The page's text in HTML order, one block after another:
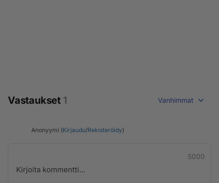
Vastaukset 1 Vanhimmat
Anonyymi (Kirjaudu/Rekisteröidy)
5000